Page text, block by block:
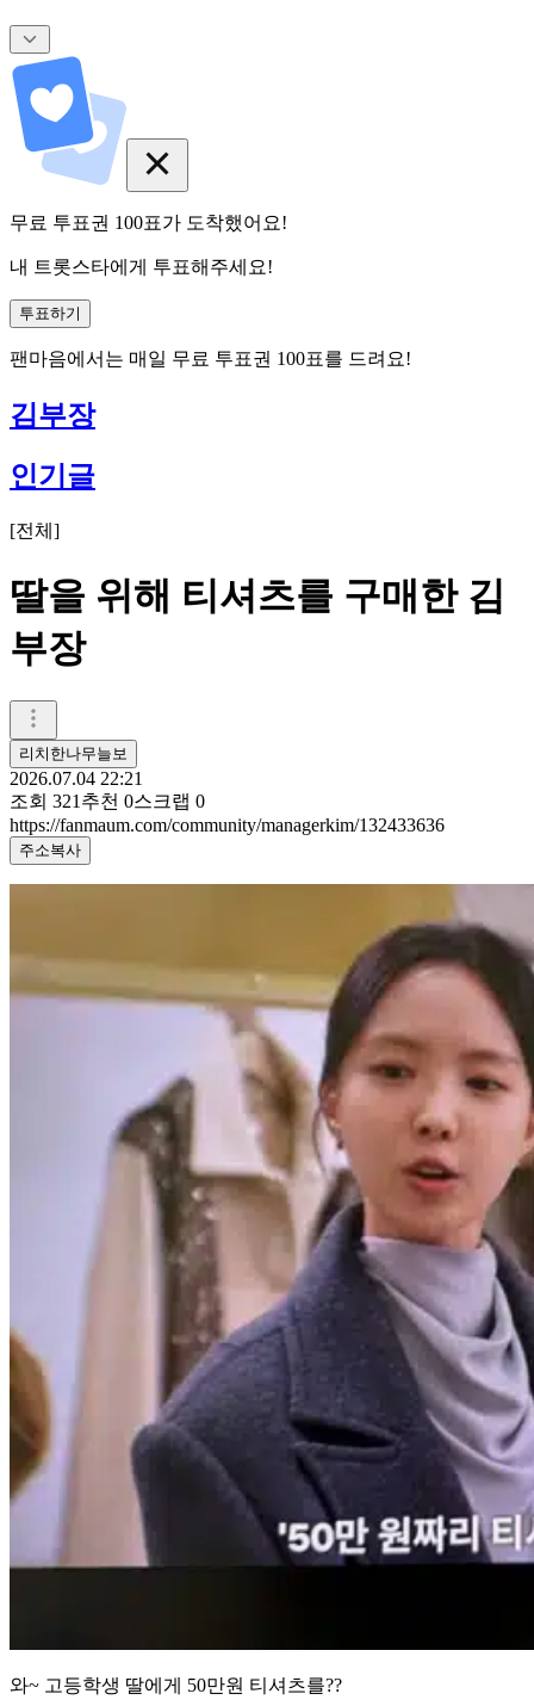
무료 투표권 100표가 도착했어요!
내 트롯스타에게 투표해주세요!
투표하기
팬마음에서는 매일 무료 투표권 100표를 드려요!
김부장
인기글
[전체 ]
딸을 위해 티셔츠를 구매한 김
부장
리치한나무늘보
2026.07.04 22:21
조회 321 추천 0스크랩 0
https://fanmaum.com/community/managerkim/132433636
주소복사
와~ 고등학생 딸에게 50만원 티셔츠를??